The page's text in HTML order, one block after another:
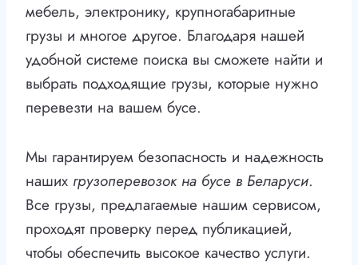
мебель, электронику, крупногабаритные
грузы и многое другое. Благодаря нашей
удобной системе поиска вы сможете найти и
выбрать подходящие грузы, которые нужно
перевезти на вашем бусе.
Мы гарантируем безопасность и надежность
наших грузоперевозок на бусе в Беларуси.
Все грузы, предлагаемые нашим сервисом,
проходят проверку перед публикацией,
чтобы обеспечить высокое качество услуги.